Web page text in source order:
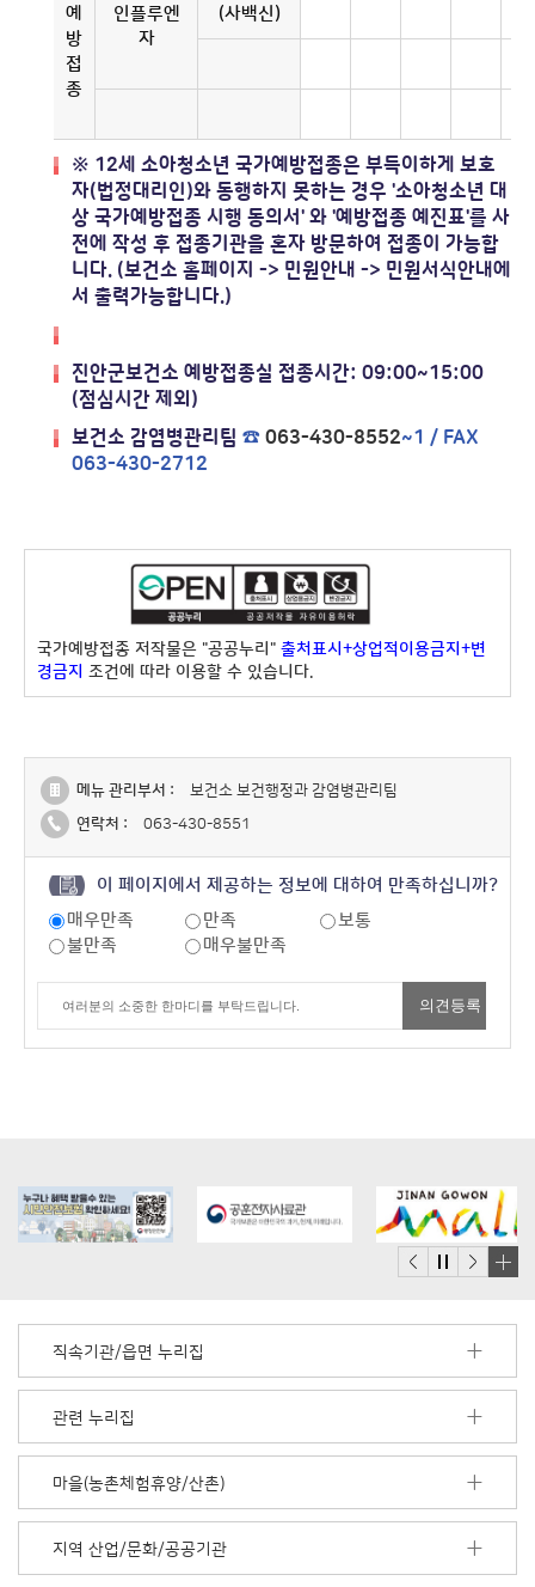
예
방
접
종
인플루엔
자
(사백신)
※ 12세 소아청소년 국가예방접종은 부득이하게 보호
자(법정대리인)와 동행하지 못하는 경우 '소아청소년 대
상 국가예방접종 시행 동의서' 와 '예방접종 예진표'를 사
전에 작성 후 접종기관을 혼자 방문하여 접종이 가능합
니다. (보건소 홈페이지 -> 민원안내 -> 민원서식안내에
서 출력가능합니다.)
진안군보건소 예방접종실 접종시간: 09:00~15:00
(점심시간 제외)
보건소 감염병관리팀 ☎ 063-430-8552~1 / FAX
063-430-2712
국가예방접종 저작물은 "공공누리" 출처표시+상업적이용금지+변
경금지 조건에 따라 이용할 수 있습니다.
메뉴 관리부서 :
보건소 보건행정과 감염병관리팀
연락처 :
063-430-8551
이 페이지에서 제공하는 정보에 대하여 만족하십니까?
매우만족
만족
보통
불만족
매우불만족
더
기
직속기관/읍면 누리집
관련 누리집
마을(농촌체험휴양/산촌)
지역 산업/문화/공공기관